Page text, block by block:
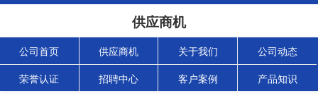
供应商机
公司首页 供应商机 关于我们 公司动态
荣誉认证 招聘中心 客户案例 产品知识